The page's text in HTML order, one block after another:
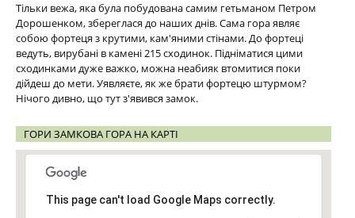
Тільки вежа, яка була побудована самим гетьманом Петром
Дорошенком, збереглася до наших днів. Сама гора являє
собою фортеця з крутими, кам'яними стінами. До фортеці
ведуть, вирубані в камені 215 сходинок. Підніматися цими
сходинками дуже важко, можна неабияк втомитися поки
дійдеш до мети. Уявляєте, як же брати фортецю штурмом?
Нічого дивно, що тут з'явився замок.
ГОРИ ЗАМКОВА ГОРА НА КАРТІ
This page can't load Google Maps correctly.